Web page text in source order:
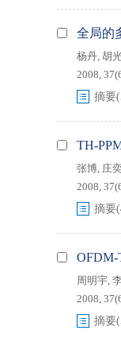
全局的
杨丹, 胡
2008,
摘要(
TH-
张博, 庄
2008,
摘要(
周明宇,
2008,
摘要(